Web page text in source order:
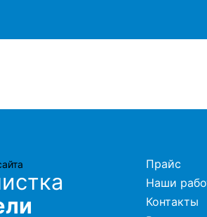
Прайс
Наши
Контакты